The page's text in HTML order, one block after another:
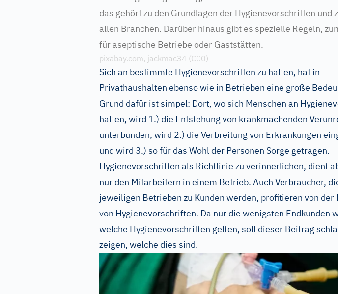
das gehört zu den Grundlagen der Hygienevorschriften und
allen Branchen. Darüber hinaus gibt es spezielle Regeln,
für aseptische Betriebe oder Gaststätten.
pixabay.com, jackmac34 (CC0)
Sich an bestimmte Hygienevorschriften zu halten, hat in
Privathaushalten ebenso wie in Betrieben eine große
Grund dafür ist simpel: Dort, wo sich Menschen an
halten, wird 1.) die Entstehung von krankmachenden
unterbunden, wird 2.) die Verbreitung von Erkrankungen
und wird 3.) so für das Wohl der Personen Sorge getragen.
Hygienevorschriften als Richtlinie zu verinnerlichen, dient
nur den Mitarbeitern in einem Betrieb. Auch Verbraucher,
jeweiligen Betrieben zu Kunden werden, profitieren von der
von Hygienevorschriften. Da nur die wenigsten Endkunden
welche Hygienevorschriften gelten, soll dieser Beitrag
zeigen, welche dies sind.